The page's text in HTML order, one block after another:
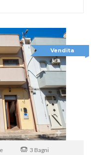
Vendita
3 Bagni